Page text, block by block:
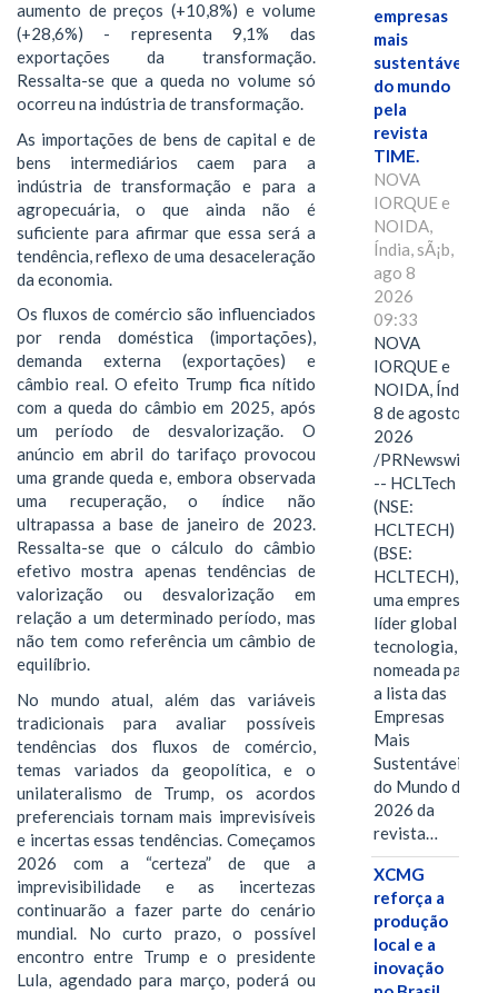
aumento de preços (+10,8%) e volume
(+28,6%) - representa 9,1% das
exportações da transformação.
Ressalta-se que a queda no volume só
ocorreu na indústria de transformação.
As importações de bens de capital e de
bens intermediários caem para a
indústria de transformação e para a
agropecuária, o que ainda não é
suficiente para afirmar que essa será a
tendência, reflexo de uma desaceleração
da economia.
Os fluxos de comércio são influenciados
por renda doméstica (importações),
demanda externa (exportações) e
câmbio real. O efeito Trump fica nítido
com a queda do câmbio em 2025, após
um período de desvalorização. O
anúncio em abril do tarifaço provocou
uma grande queda e, embora observada
uma recuperação, o índice não
ultrapassa a base de janeiro de 2023.
Ressalta-se que o cálculo do câmbio
efetivo mostra apenas tendências de
valorização ou desvalorização em
relação a um determinado período, mas
não tem como referência um câmbio de
equilíbrio.
No mundo atual, além das variáveis
tradicionais para avaliar possíveis
tendências dos fluxos de comércio,
temas variados da geopolítica, e o
unilateralismo de Trump, os acordos
preferenciais tornam mais imprevisíveis
e incertas essas tendências. Começamos
2026 com a “certeza” de que a
imprevisibilidade e as incertezas
continuarão a fazer parte do cenário
mundial. No curto prazo, o possível
encontro entre Trump e o presidente
Lula, agendado para março, poderá ou
empresas
mais
sustentáveis
do mundo
pela
revista
TIME.
NOVA
IORQUE e
NOIDA,
Índia, sÃ¡b,
ago 8
2026
09:33
NOVA
IORQUE e
NOIDA, Índia,
8 de agosto de
2026
/PRNewswire/
-- HCLTech
(NSE:
HCLTECH)
(BSE:
HCLTECH),
uma empresa
líder global em
tecnologia, foi
nomeada para
a lista das
Empresas
Mais
Sustentáveis
do Mundo de
2026 da
revista…
XCMG
reforça a
produção
local e a
inovação